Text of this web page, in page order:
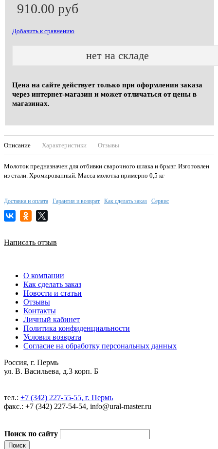
910.00 руб
Добавить к сравнению
нет на складе
Цена на сайте действует только при оформлении заказа
через интернет-магазин и может отличаться от цены в
магазинах.
Описание Характеристики Отзывы
Молоток предназначен для отбивки сварочного шлака и брызг. Изготовлен
из стали. Хромированный. Масса молотка примерно 0,5 кг
Доставка и оплата Гарантия и возврат Как сделать заказ Сервис
Написать отзыв
О компании
Как сделать заказ
Новости и статьи
Отзывы
Контакты
Личный кабинет
Политика конфиденциальности
Условия возврата
Согласие на обработку персональных данных
Россия, г. Пермь
ул. В. Васильева, д.3 корп. Б
тел.: +7 (342) 227-55-55, г. Пермь
факс.: +7 (342) 227-54-54, info@ural-master.ru
Поиск по сайту